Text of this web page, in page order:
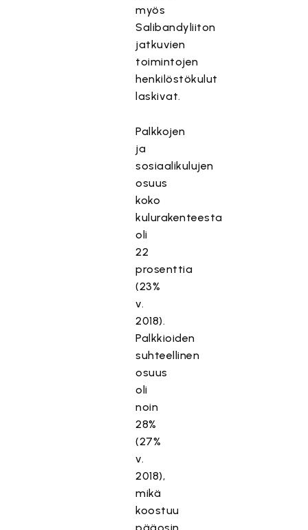
myös
Salibandyliiton
jatkuvien
toimintojen
henkilöstökulut
laskivat.
Palkkojen
ja
sosiaalikulujen
osuus
koko
kulurakenteesta
oli
22
prosenttia
(23%
v.
2018).
Palkkioiden
suhteellinen
osuus
oli
noin
28%
(27%
v.
2018),
mikä
koostuu